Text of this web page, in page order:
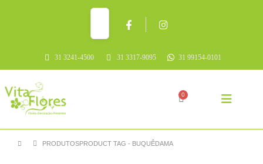
31 3241-4500 31 3317-9095 31 99154-0101
0
PRODUTOSPRODUCT TAG - BUQUÊDAMA